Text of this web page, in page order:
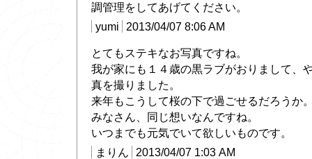
調管理をしてあげてください。
yumi
2013/04/07 8:06 AM
とてもステキなお写真ですね。
我が家にも１４歳の黒ラブがおりまして、
真を撮りました。
来年もこうして桜の下で過ごせるだろうか
みなさん、同じ想いなんですね。
いつまでも元気でいて欲しいものです。
まりん
2013/04/07 1:03 AM